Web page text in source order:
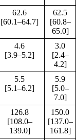
62.6
[60.1–64.7]
62.5
[60.8–
65.0]
4.6
[3.9–5.2]
3.0
[2.4–
4.2]
5.5
[5.1–6.2]
5.9
[5.0–
7.0]
126.8
[108.0–
139.0]
150.0
[137.0–
161.8]